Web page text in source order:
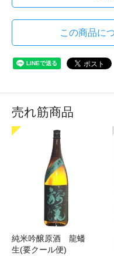
この商品に
売れ筋商品
純米吟醸原酒 龍蟠
生(要クール便)